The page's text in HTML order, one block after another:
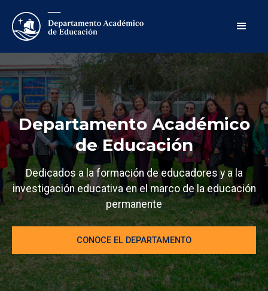
Departamento Académico
de Educación
Dedicados a la formación de educadores y a la
investigación educativa en el marco de la educación
permanente
CONOCE EL DEPARTAMENTO